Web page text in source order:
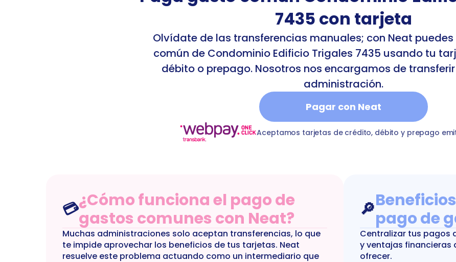
7435 con tarjeta
Olvídate de las transferencias manuales; con Neat
común de Condominio Edificio Trigales 7435 usando tu
débito o prepago. Nosotros nos encargamos de
administración.
Pagar con Neat
gasto-comun-condominio-edificio-trigales-7435TcommonExpensesCondominio
Aceptamos tarjetas de crédito, débito y prepago
💳¿Cómo funciona el pago de
gastos comunes con Neat?
Muchas administraciones solo aceptan transferencias, lo que
te impide aprovechar los beneficios de tus tarjetas. Neat
resuelve este problema actuando como un intermediario que
🔎pago de
Centralizar tus pagos
y ventajas financieras
ofrecer.